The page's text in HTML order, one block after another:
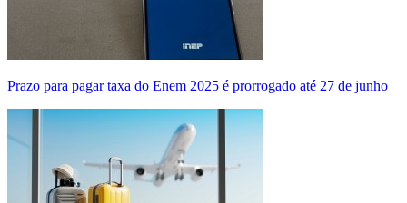
Prazo para pagar taxa do Enem 2025 é prorrogado até 27 de junho